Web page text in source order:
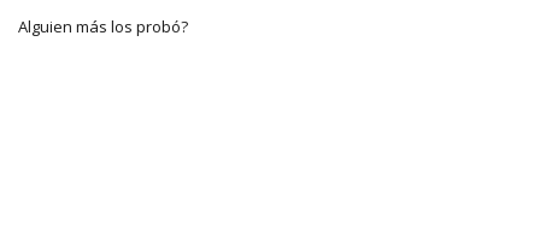
Alguien más los probó?